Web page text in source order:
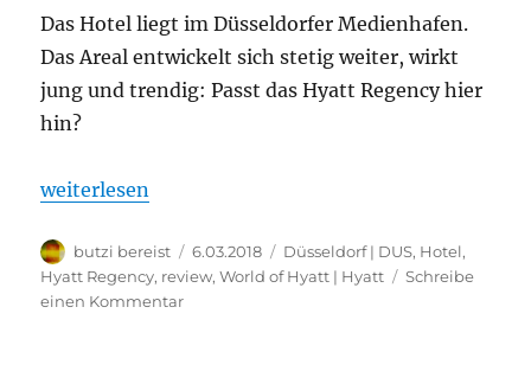
Das Hotel liegt im Düsseldorfer Medienhafen.
Das Areal entwickelt sich stetig weiter, wirkt
jung und trendig: Passt das Hyatt Regency hier
hin?
„Hyatt Regency Düsseldorf, Regency Suite:
weiterlesen
Autor
butzi bereist
Veröffentlicht
am
6.03.2018 Kategorien
Düsseldorf | DUS, Hotel,
Hyatt Regency, review,World of Hyatt | Hyatt
Schreibe
einen Kommentarzu